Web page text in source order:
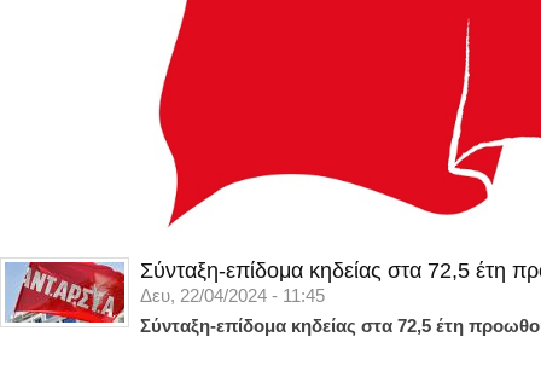
Σύνταξη-επίδομα κηδείας στα 72,5 έτη
Δευ, 22/04/2024 - 11:45
Σύνταξη-επίδομα κηδείας στα 72,5 έτη